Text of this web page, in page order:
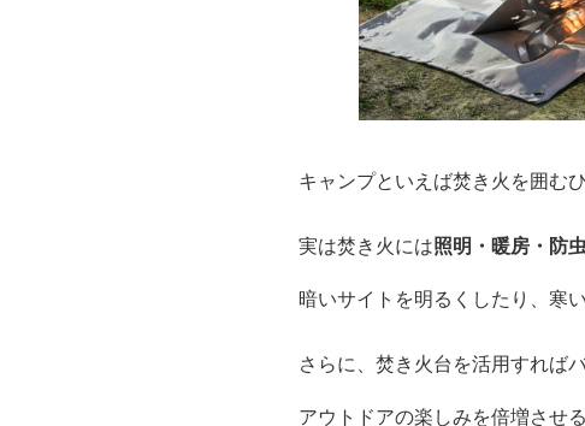
キャンプといえば焚き火を囲むひ
実は焚き火には照明・暖房・防
暗いサイトを明るくしたり、寒
さらに、焚き火台を活用すれば
アウトドアの楽しみを倍増させ